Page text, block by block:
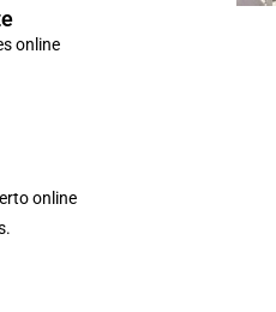
online
online